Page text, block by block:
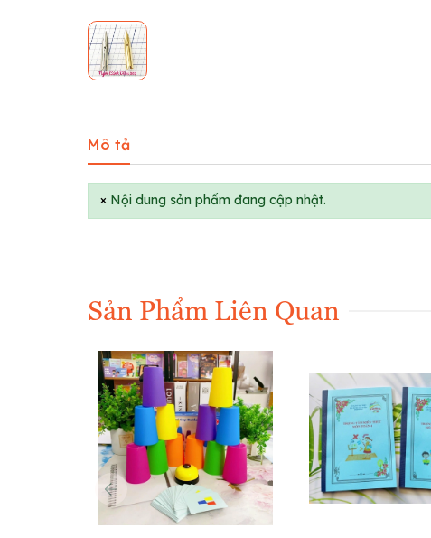
Mô tả
× Nội dung sản phẩm đang cập nhật.
Sản Phẩm Liên Quan